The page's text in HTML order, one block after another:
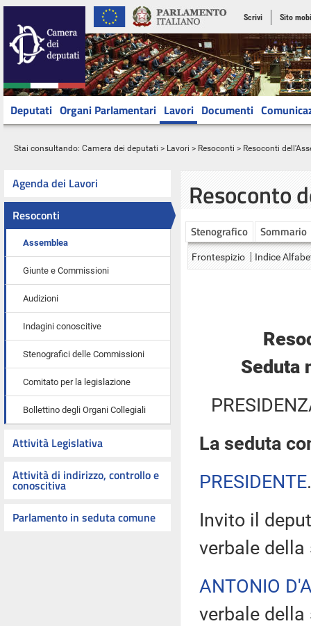
Scrivi Sito
Deputati Organi Parlamentari Lavori Documenti
Stai consultando: Camera dei deputati > Lavori > Resoconti > Resoconti
Agenda dei Lavori
Resoconti
Assemblea
Giunte e Commissioni
Audizioni
Indagini conoscitive
Stenografici delle Commissioni
Comitato per la legislazione
Bollettino degli Organi Collegiali
Attività Legislativa
Attività di indirizzo, controllo e
conoscitiva
Parlamento in seduta comune
Resoconto
Stenografico Sommario
Frontespizio Indice
Seduta
La seduta
PRESIDENTE
Invito il
verbale della
ANTONIO
verbale